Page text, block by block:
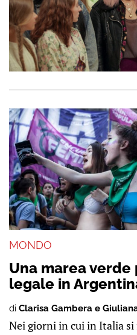
MONDO
Una marea verde
legale in
di Clarisa Gambera e
Nei giorni in cui in Italia si